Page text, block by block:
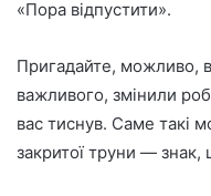
«Пора відпустити».
Пригадайте, можливо,
важливого, змінили
вас тиснув. Саме такі
закритої труни —